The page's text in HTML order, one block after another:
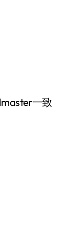
一致